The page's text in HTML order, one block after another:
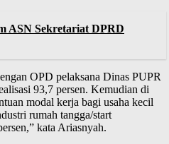
ASN Sekretariat DPRD
OPD pelaksana Dinas PUPR
93,7 persen. Kemudian di
modal kerja bagi usaha kecil
rumah tangga/start
kata Ariasnyah.